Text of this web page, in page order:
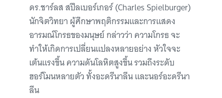
ดร.ชาร์ลส สปีลเบอร์เกอร์ (Charles Spielburger)
นักจิตวิทยา ผู้ศึกษาพฤติกรรมและการแสดง
อารมณ์โกรธของมนุษย์ กล่าวว่า ความโกรธ จะ
ทำให้เกิดการเปลี่ยนแปลงหลายอย่าง หัวใจจะ
เต้นแรงขึ้น ความดันโลหิตสูงขึ้น รวมถึงระดับ
ฮอร์โมนหลายตัว ทั้งอะดรีนาลีน และนอร์อะดรีนา
ลีน